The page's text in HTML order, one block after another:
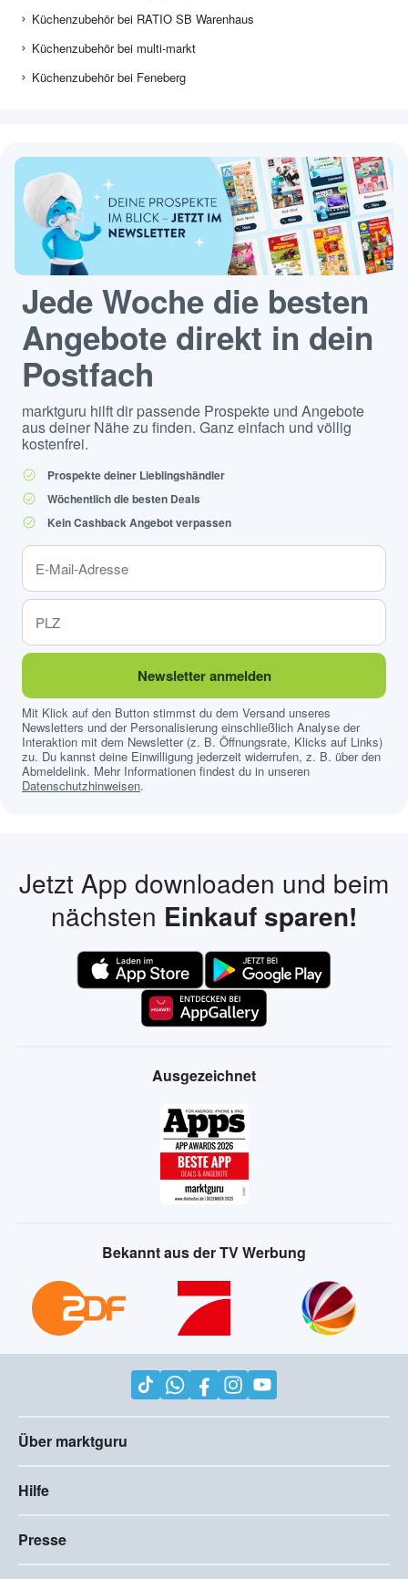
Küchenzubehör bei RATIO SB Warenhaus
Küchenzubehör bei multi-markt
Küchenzubehör bei Feneberg
Jede Woche die besten
Angebote direkt in dein
Postfach
marktguru hilft dir passende Prospekte und Angebote
aus deiner Nähe zu finden. Ganz einfach und völlig
kostenfrei.
Prospekte deiner Lieblingshändler
Wöchentlich die besten Deals
Kein Cashback Angebot verpassen
Newsletter anmelden
Mit Klick auf den Button stimmst du dem Versand unseres
Newsletters und der Personalisierung einschließlich Analyse der
Interaktion mit dem Newsletter (z. B. Öffnungsrate, Klicks auf Links)
zu. Du kannst deine Einwilligung jederzeit widerrufen, z. B. über den
Abmeldelink. Mehr Informationen findest du in unseren
Datenschutzhinweisen.
Jetzt App downloaden und beim
nächsten Einkauf sparen!
Ausgezeichnet
Bekannt aus der TV Werbung
Über marktguru
Hilfe
Presse